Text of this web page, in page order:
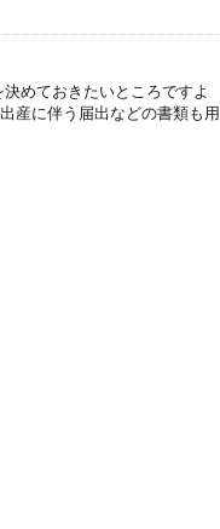
めておきたいところですよ
産に伴う届出などの書類も用